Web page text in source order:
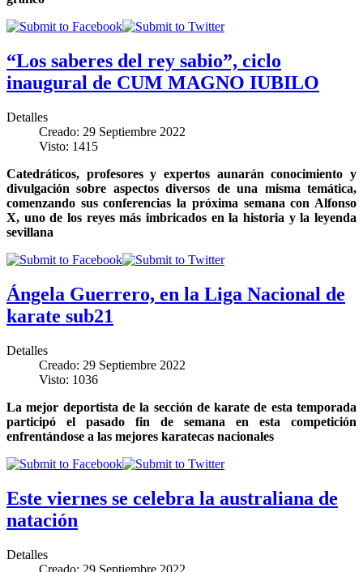
“Los saberes del rey sabio”, ciclo
inaugural de CUM MAGNO IUBILO
Detalles
Creado: 29 Septiembre 2022
Visto: 1415
Catedráticos, profesores y expertos aunarán conocimiento y
divulgación sobre aspectos diversos de una misma temática,
comenzando sus conferencias la próxima semana con Alfonso
X, uno de los reyes más imbricados en la historia y la leyenda
sevillana
Ángela Guerrero, en la Liga Nacional de
karate sub21
Detalles
Creado: 29 Septiembre 2022
Visto: 1036
La mejor deportista de la sección de karate de esta temporada
participó el pasado fin de semana en esta competición
enfrentándose a las mejores karatecas nacionales
Este viernes se celebra la australiana de
natación
Detalles
Creado: 29 Septiembre 2022